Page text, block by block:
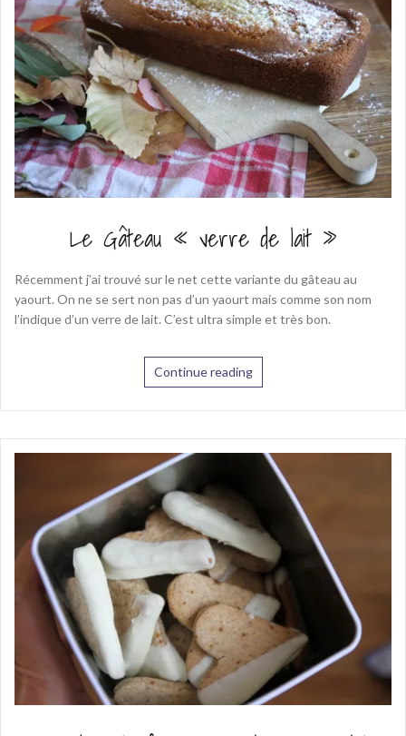
Le Gâteau « verre de lait »
Récemment j’ai trouvé sur le net cette variante du gâteau au
yaourt. On ne se sert non pas d’un yaourt mais comme son nom
l’indique d’un verre de lait. C’est ultra simple et très bon.
Continue reading